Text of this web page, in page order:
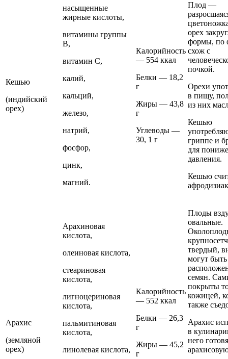
Кешью
(индийский
орех)
насыщенные
жирные кислоты,
витамины группы
В,
витамин С,
калий,
кальций,
железо,
натрий,
фосфор,
цинк,
магний.
Калорийность
— 554 ккал
Белки — 18,2
г
Жиры — 43,8
г
Углеводы —
30, 1 г
Плод —
орех
формы, по
схож с
почкой.
Орехи
в пищу,
из них
Кешью
гриппе и
для
давления.
Кешью
Арахис
(земляной
орех)
Арахиновая
кислота,
олеиновая кислота,
стеариновая
кислота,
лигноцериновая
кислота,
пальмитиновая
кислота,
линолевая кислота,
Калорийность
— 552 ккал
Белки — 26,3
г
Жиры — 45,2
г
Плоды
овальные.
твердый,
могут быть
семян.
покрыты
кожицей,
также
Арахис
в
него